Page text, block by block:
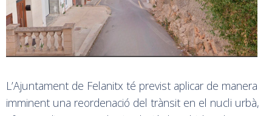
L’Ajuntament de Felanitx té previst aplicar de manera
imminent una reordenació del trànsit en el nucli urbà,